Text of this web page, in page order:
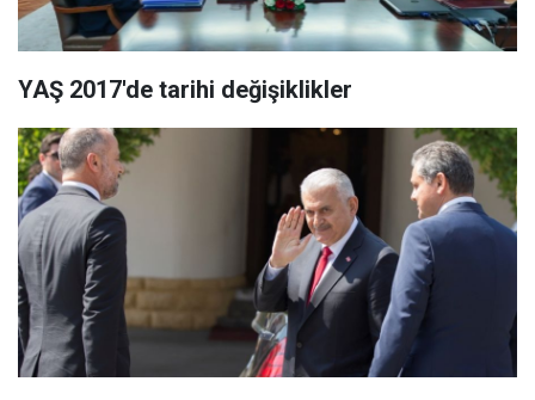
YAŞ 2017'de tarihi değişiklikler